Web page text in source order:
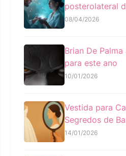
posterolateral
08/04/2026
Brian De
para este ano
10/01/2026
Vestida para
Segredos de
14/01/2026